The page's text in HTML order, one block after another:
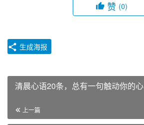
赞 (0)
生成海报
清晨心语20条，总有一句触动你的心
上一篇